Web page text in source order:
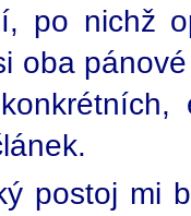
po nichž
oba
postoj mi